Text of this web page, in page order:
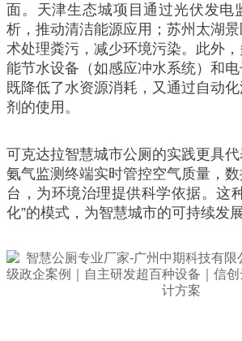
面。天津生态城项目通过光伏发电
析，推动清洁能源应用；苏州太湖
术处理粪污，减少环境污染。此外
能节水设备（如感应冲水系统）和电
既降低了水资源消耗，又通过自动
剂的使用。
可克达拉智慧城市公厕的实践更具
氨气监测终端实时管控空气质量，
台，为环境治理提供科学依据。
化”的模式，为智慧城市的可持续发